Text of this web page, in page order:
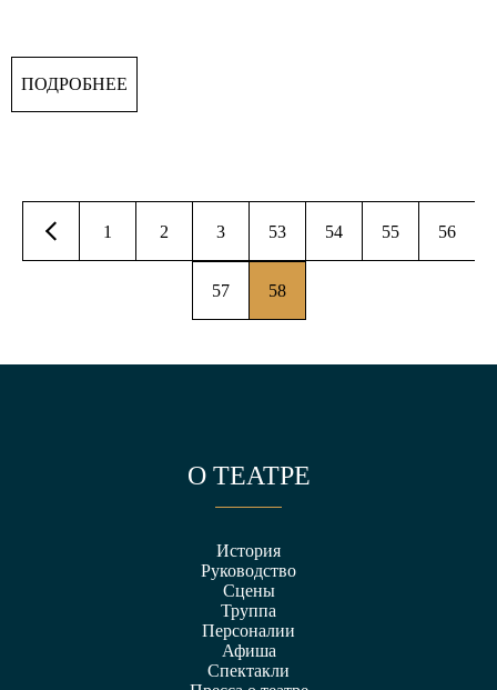
ПОДРОБНЕЕ
1 2 3 53 54 55 56
57 58
О ТЕАТРЕ
История
Руководство
Сцены
Труппа
Персоналии
Афиша
Спектакли